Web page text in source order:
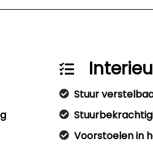
Stuur
Voorstoelen in